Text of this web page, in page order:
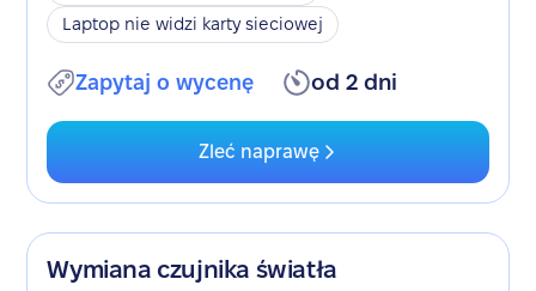
Laptop nie widzi karty sieciowej
Zapytaj o wycenę od 2 dni
Zleć naprawę
Wymiana czujnika światła